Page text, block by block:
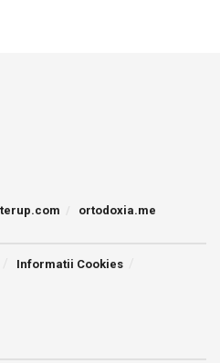
ortodoxia.me
Informatii Cookies